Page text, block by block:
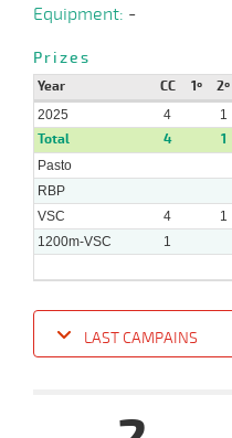
Equipment: -
Prizes
Year CC 1º 2º
2025 4 1
Total 4 1
Pasto
RBP
VSC
4 1
1200m-VSC
1
LAST CAMPAINS